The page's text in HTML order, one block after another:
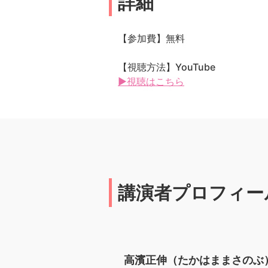
【参加費】無料
【視聴方法】YouTube
▶視聴はこちら
講演者プロフィ
高濱正伸（たかはままさのぶ